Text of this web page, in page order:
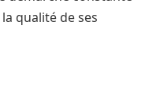
qualité de ses